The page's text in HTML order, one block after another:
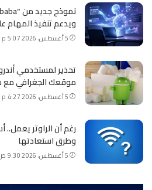
ويدعم تنفيذ المهام
5 أغسطس، 2026 5:07 م
تحذير لمستخدمي
موقعك الجغرافي مع
5 أغسطس، 2026 4:27 م
رغم أن الراوتر
وطرق استعادتها
5 أغسطس، 2026 9:30 ص